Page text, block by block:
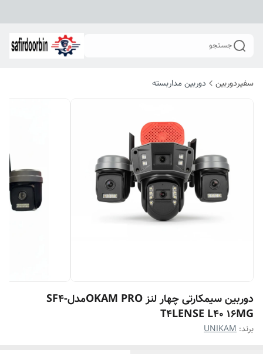
جستجو
سفیردوربین دوربین مداربسته
دوربین سیمکارتی چهار لنز OKAM PROمدلSF4-
T4LENSE L40 16MG
برند: UNIKAM